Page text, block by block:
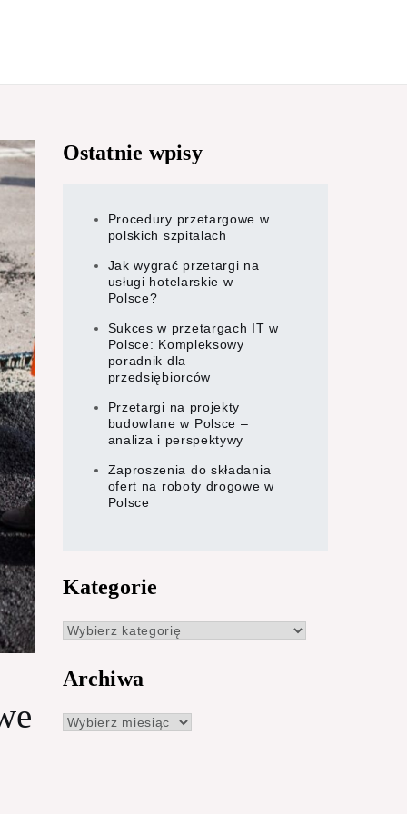
Ostatnie wpisy
Procedury przetargowe w
polskich szpitalach
Jak wygrać przetargi na
usługi hotelarskie w
Polsce?
Sukces w przetargach IT w
Polsce: Kompleksowy
poradnik dla
przedsiębiorców
Przetargi na projekty
budowlane w Polsce –
analiza i perspektywy
Zaproszenia do składania
ofert na roboty drogowe w
Polsce
Kategorie
Kategorie
Archiwa
Archiwa